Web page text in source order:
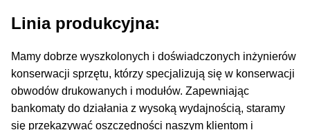
Linia produkcyjna:
Mamy dobrze wyszkolonych i doświadczonych inżynierów
konserwacji sprzętu, którzy specjalizują się w konserwacji
obwodów drukowanych i modułów. Zapewniając
bankomaty do działania z wysoką wydajnością, staramy
się przekazywać oszczędności naszym klientom i